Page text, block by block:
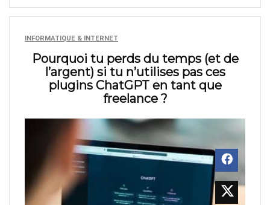
INFORMATIQUE & INTERNET
Pourquoi tu perds du temps (et de
l’argent) si tu n’utilises pas ces
plugins ChatGPT en tant que
freelance ?